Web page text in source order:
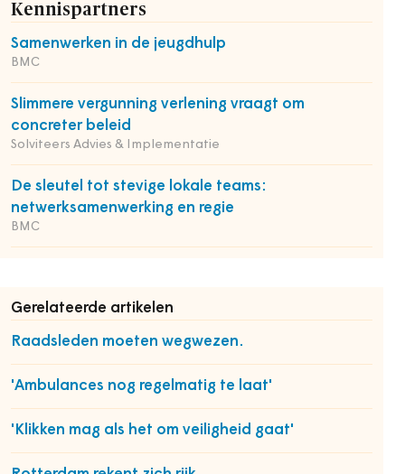
Kennispartners
Samenwerken in de jeugdhulp
BMC
Slimmere vergunning verlening vraagt om
concreter beleid
Solviteers Advies & Implementatie
De sleutel tot stevige lokale teams:
netwerksamenwerking en regie
BMC
Gerelateerde artikelen
Raadsleden moeten wegwezen.
'Ambulances nog regelmatig te laat'
'Klikken mag als het om veiligheid gaat'